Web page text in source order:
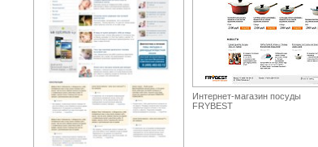
Интернет-магазин посуды
FRYBEST